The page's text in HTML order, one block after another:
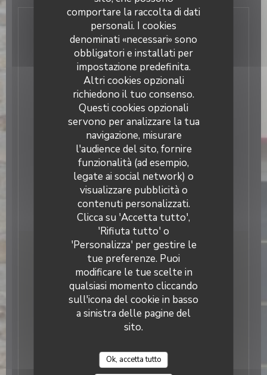
comportare la raccolta di dati
personali. I cookies
denominati «necessari» sono
obbligatori e installati per
impostazione predefinita.
Altri cookies opzionali
richiedono il tuo consenso.
Questi cookies opzionali
servono per analizzare la tua
navigazione, misurare
l'audience del sito, fornire
funzionalità (ad esempio,
legate ai social network) o
visualizzare pubblicità o
contenuti personalizzati.
Clicca su 'Accetta tutto',
'Rifiuta tutto' o
'Personalizza' per gestire le
tue preferenze. Puoi
modificare le tue scelte in
qualsiasi momento cliccando
sull'icona del cookie in basso
a sinistra delle pagine del
sito.
Ok, accetta tutto
Informazioni pratiche
Cucina
Frittelle, Bretone
Tipologia
Crêperie
Servizi
Consegna a domicilio, Ampio parcheggio privato,
Giardino, Parco giochi, Gruppi, Accesso disabili,
Terrazzo, Takeaways
Metodo di pagamento
Ticket ristorante digitalizzato, Pagamento mobile,
Senza contatto, Apple Pay, Contactless Payment,
Eurocard / Mastercard, Contanti, Buoni vacanza,
Assegni, Bancomat
Orari
11:45 - 14:00 • 18:45 - 21:00